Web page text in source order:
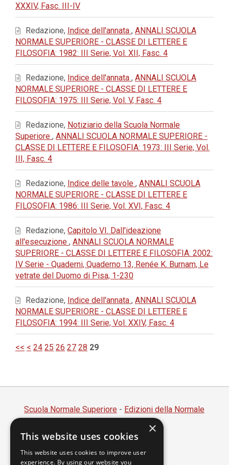
XXXIV, Fasc. III-IV
Redazione, Indice dell'annata , ANNALI SCUOLA
NORMALE SUPERIORE - CLASSE DI LETTERE E
FILOSOFIA: 1982: III Serie, Vol. XII, Fasc. 4
Redazione, Indice dell'annata , ANNALI SCUOLA
NORMALE SUPERIORE - CLASSE DI LETTERE E
FILOSOFIA: 1975: III Serie, Vol. V, Fasc. 4
Redazione, Notiziario della Scuola Normale
Superiore , ANNALI SCUOLA NORMALE SUPERIORE -
CLASSE DI LETTERE E FILOSOFIA: 1973: III Serie, Vol.
III, Fasc. 4
Redazione, Indice delle tavole , ANNALI SCUOLA
NORMALE SUPERIORE - CLASSE DI LETTERE E
FILOSOFIA: 1986: III Serie, Vol. XVI, Fasc. 4
Redazione, Capitolo VI. Dall'ideazione
all'esecuzione , ANNALI SCUOLA NORMALE
SUPERIORE - CLASSE DI LETTERE E FILOSOFIA: 2002:
IV Serie - Quaderni, Quaderno 13, Renée K. Burnam, Le
vetrate del Duomo di Pisa, 1-230
Redazione, Indice dell'annata , ANNALI SCUOLA
NORMALE SUPERIORE - CLASSE DI LETTERE E
FILOSOFIA: 1994: III Serie, Vol. XXIV, Fasc. 4
<< < 24 25 26 27 28 29
Scuola Normale Superiore - Edizioni della Normale
Piazza dei Cavalieri, 7 - 56126 Pisa
Codice fiscale 80005050507
Partita IVA 00420000507
×
This website uses cookies
This website uses cookies to improve user
experience. By using our website you